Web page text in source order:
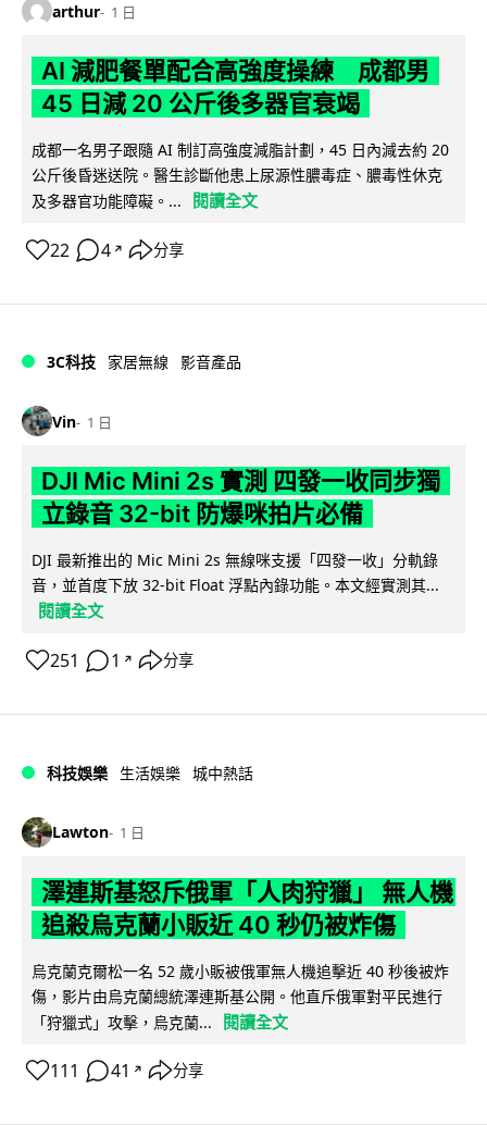
arthur 1 日
AI 減肥餐單配合高強度操練 成都男
45 日減 20 公斤後多器官衰竭
成都一名男子跟隨 AI 制訂高強度減脂計劃，45 日內減去約 20
公斤後昏迷送院。醫生診斷他患上尿源性膿毒症、膿毒性休克
及多器官功能障礙。...
閱讀全文
22 4 ↗ 分享
3C科技 家居無線 影音產品
Vin 1 日
DJI Mic Mini 2s 實測 四發一收同步獨
立錄音 32-bit 防爆咪拍片必備
DJI 最新推出的 Mic Mini 2s 無線咪支援「四發一收」分軌錄
音，並首度下放 32-bit Float 浮點內錄功能。本文經實測其...
閱讀全文
251 1 ↗ 分享
科技娛樂 生活娛樂 城中熱話
Lawton 1 日
澤連斯基怒斥俄軍「人肉狩獵」 無人機
追殺烏克蘭小販近 40 秒仍被炸傷
烏克蘭克爾松一名 52 歲小販被俄軍無人機追擊近 40 秒後被炸
傷，影片由烏克蘭總統澤連斯基公開。他直斥俄軍對平民進行
「狩獵式」攻擊，烏克蘭...
閱讀全文
111 41 ↗ 分享